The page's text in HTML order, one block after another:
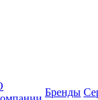
Бренды